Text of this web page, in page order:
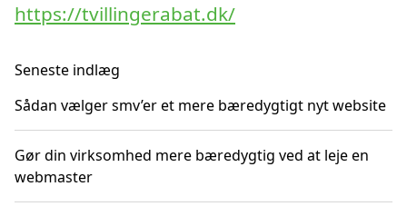
https://tvillingerabat.dk/
Seneste indlæg
Sådan vælger smv’er et mere bæredygtigt nyt website
Gør din virksomhed mere bæredygtig ved at leje en
webmaster